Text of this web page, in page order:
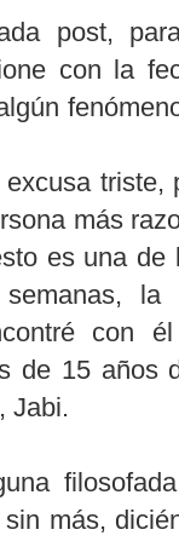
post,
con la
triste,
más
es una
semanas,
con
de 15 años
Jabi.
más,